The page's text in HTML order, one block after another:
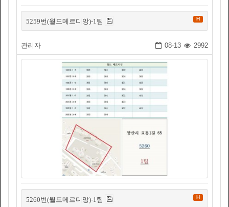
5259번(월드메르디앙)-1팀 H
관리자 08-13 2992
5260번(월드메르디앙)-1팀 H